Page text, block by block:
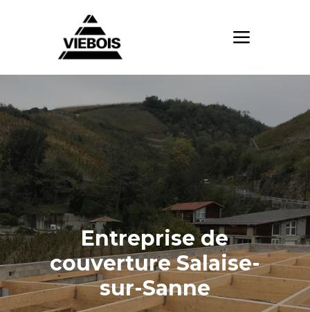
Entreprise de
couverture Salaise-
sur-Sanne